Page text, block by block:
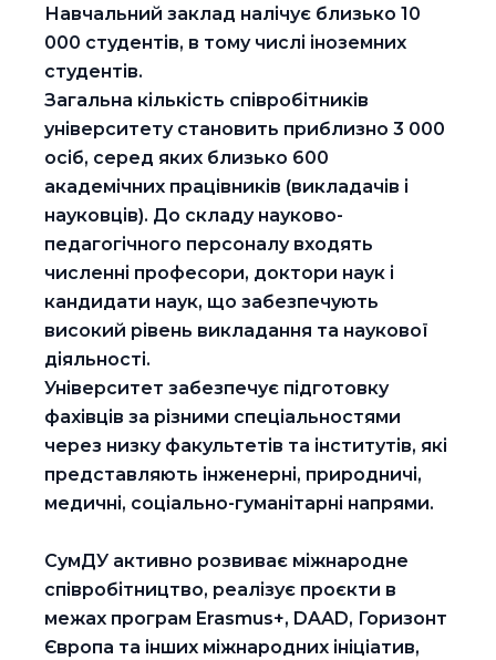
Навчальний заклад налічує близько 10
000 студентів, в тому числі іноземних
студентів.
Загальна кількість співробітників
університету становить приблизно 3 000
осіб, серед яких близько 600
академічних працівників (викладачів і
науковців). До складу науково-
педагогічного персоналу входять
численні професори, доктори наук і
кандидати наук, що забезпечують
високий рівень викладання та наукової
діяльності.
Університет забезпечує підготовку
фахівців за різними спеціальностями
через низку факультетів та інститутів, які
представляють інженерні, природничі,
медичні, соціально-гуманітарні напрями.
СумДУ активно розвиває міжнародне
співробітництво, реалізує проєкти в
межах програм Erasmus+, DAAD, Горизонт
Європа та інших міжнародних ініціатив,